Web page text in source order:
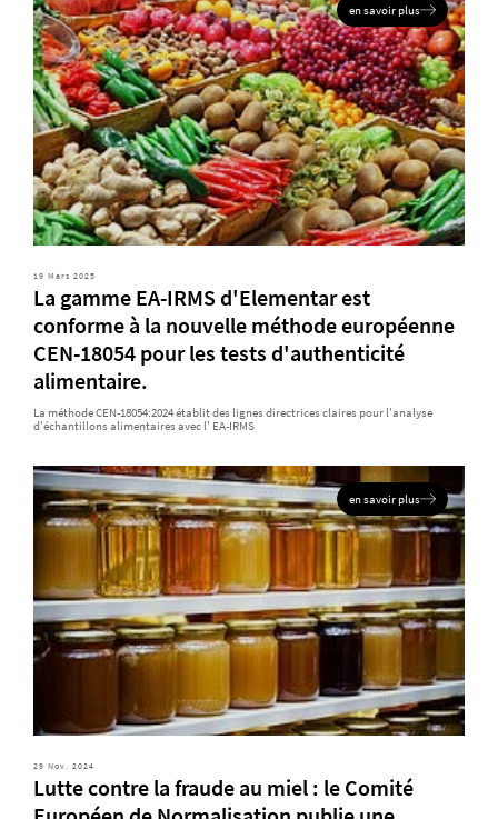
en savoir plus
19 Mars 2025
La gamme EA-IRMS d'Elementar est
conforme à la nouvelle méthode européenne
CEN-18054 pour les tests d'authenticité
alimentaire.
La méthode CEN-18054:2024 établit des lignes directrices claires pour l'analyse
d'échantillons alimentaires avec l' EA-IRMS
en savoir plus
29 Nov. 2024
Lutte contre la fraude au miel : le Comité